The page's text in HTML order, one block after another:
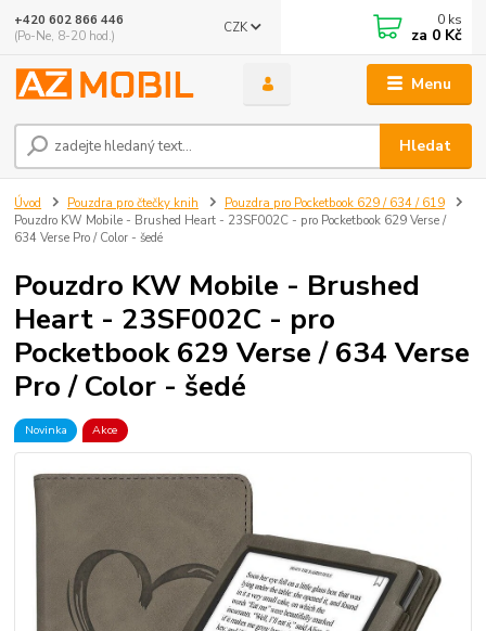
Menu
CZK
Hledat
+420 602 866 446
(Po-Ne, 8-20 hod.)
0 ks
za 0 Kč
Úvod Pouzdra pro čtečky knih
Pouzdra pro Pocketbook 629 / 634 / 619
Pouzdro KW Mobile - Brushed Heart - 23SF002C - pro Pocketbook 629 Verse /
634 Verse Pro / Color - šedé
Pouzdro KW Mobile - Brushed
Heart - 23SF002C - pro
Pocketbook 629 Verse / 634 Verse
Pro / Color - šedé
Novinka Akce